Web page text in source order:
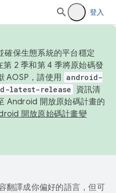
登入
確保生態系統的平台穩定
2 季和第 4 季將原始碼發
AOSP，請使用 android-
latest-release
資訊清
Android 開放原始碼計畫的
開放原始碼計畫變
翻譯成你偏好的語言，但可